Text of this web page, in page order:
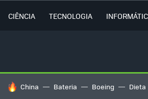
CIÊNCIA TECNOLOGIA
TENDÊNCIAS DO DIA
China Bateria Boeing Dieta